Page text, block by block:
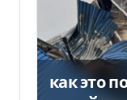
как это